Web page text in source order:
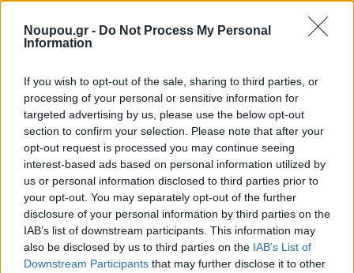
Noupou.gr - Do Not Process My Personal
Information
If you wish to opt-out of the sale, sharing to third parties, or
processing of your personal or sensitive information for
targeted advertising by us, please use the below opt-out
section to confirm your selection. Please note that after your
opt-out request is processed you may continue seeing
interest-based ads based on personal information utilized by
us or personal information disclosed to third parties prior to
your opt-out. You may separately opt-out of the further
disclosure of your personal information by third parties on the
IAB’s list of downstream participants. This information may
also be disclosed by us to third parties on the IAB’s List of
Downstream Participants that may further disclose it to other
TagsΣινεμά Άλιμος θερινό cine αλιμος θερινά σινεμά
Summer Guide 2026
Ξέρεις να διαβάζεις την ετικέτα
ενός κρασιού;